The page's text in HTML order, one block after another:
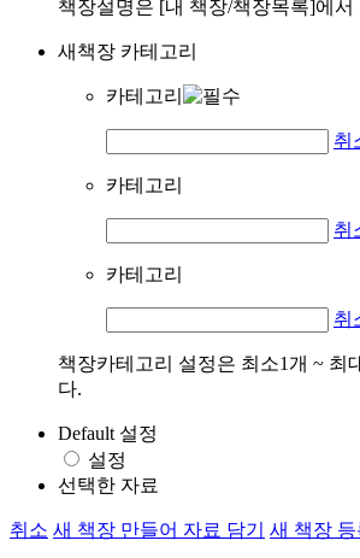
책장설명은 [내 책장/책장목록]에서
새책장 카테고리
카테고리
취
카테고리
취
카테고리
취
책장카테고리 설정은 최소1개 ~ 최
다.
Default 설정
설정
선택한 자료
취소 새 책장 만들어 자료 담기 새 책장 등